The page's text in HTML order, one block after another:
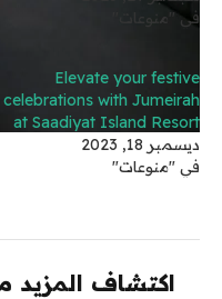
في "منوعات"
Elevate your festive
celebrations with Jumeirah
at Saadiyat Island Resort
ديسمبر 18, 2023
في "منوعات"
اكتشاف المزيد